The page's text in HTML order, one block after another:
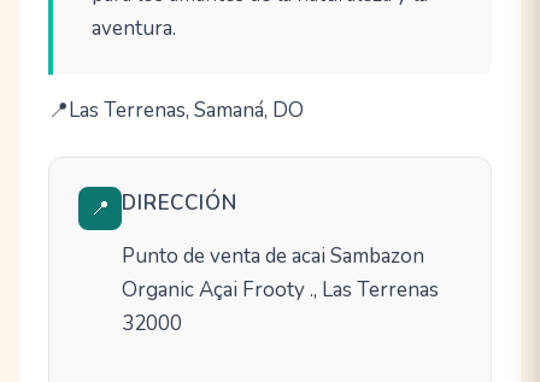
aventura.
Las Terrenas, Samaná, DO
📍 DIRECCIÓN
Punto de venta de acai Sambazon
Organic Açai Frooty ., Las Terrenas
32000